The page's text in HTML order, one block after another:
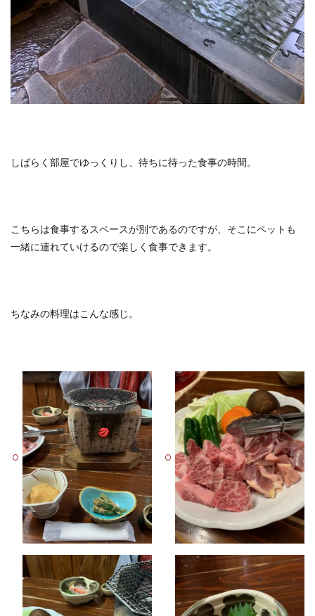
しばらく部屋でゆっくりし、待ちに待った食事の時間。
こちらは食事するスペースが別であるのですが、そこにペットも
一緒に連れていけるので楽しく食事できます。
ちなみの料理はこんな感じ。